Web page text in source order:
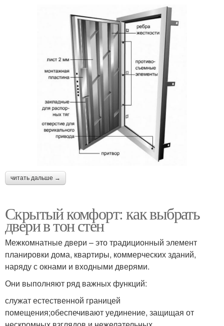
читать дальше →
Скрытый комфорт: как выбрать
двери в тон стен
Межкомнатные двери – это традиционный элемент
планировки дома, квартиры, коммерческих зданий,
наряду с окнами и входными дверями.
Они выполняют ряд важных функций:
служат естественной границей
помещения;обеспечивают уединение, защищая от